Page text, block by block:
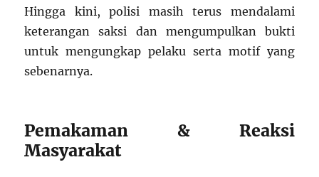
Hingga kini, polisi masih terus mendalami
keterangan saksi dan mengumpulkan bukti
untuk mengungkap pelaku serta motif yang
sebenarnya.
Pemakaman & Reaksi
Masyarakat